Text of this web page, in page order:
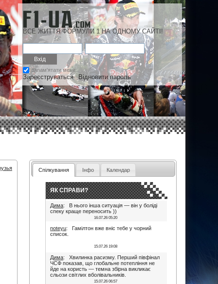
ВСЕ ЖИТТЯ ФОРМУЛИ 1 НА ОДНОМУ САЙТІ!
запам'ятати мене
Зареєструваться Відновити пароль
Спілкування Інфо Календар
ЯК СПРАВИ?
Дима: В нього інша ситуація — він у боліді
спеку краще переносить ))
16.07.26 05:20
noteyu: Гамілтон вже вніс тебе у чорний
список.
15.07.26 19:08
Дима: Хвилинка расизму. Перший півфінал
ЧСФ показав, що глобальне потепління не
йде на користь — темна збірна викликає
сльози світлих вболівальників.
15.07.26 06:57